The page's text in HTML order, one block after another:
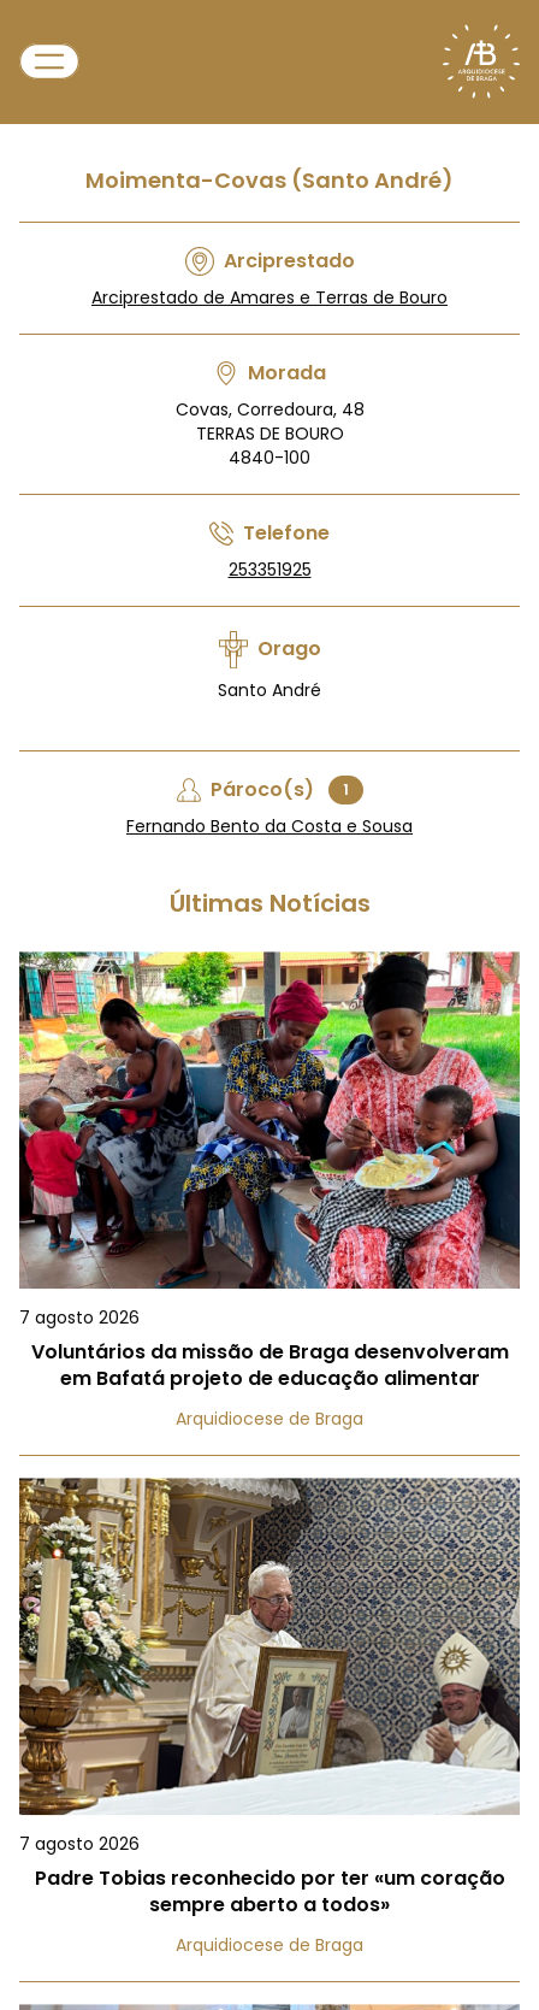
Moimenta-Covas (Santo André)
Arciprestado
Arciprestado de Amares e Terras de Bouro
Morada
Covas, Corredoura, 48
TERRAS DE BOURO
4840-100
Telefone
253351925
Orago
Santo André
Pároco(s) 1
Fernando Bento da Costa e Sousa
Últimas Notícias
7 agosto 2026
Voluntários da missão de Braga desenvolveram
em Bafatá projeto de educação alimentar
Arquidiocese de Braga
7 agosto 2026
Padre Tobias reconhecido por ter «um coração
sempre aberto a todos»
Arquidiocese de Braga